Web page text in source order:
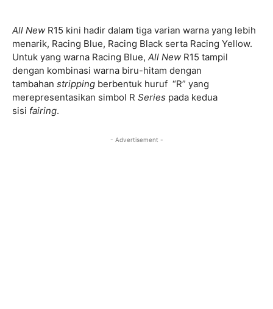
All New R15 kini hadir dalam tiga varian warna yang lebih
menarik, Racing Blue, Racing Black serta Racing Yellow.
Untuk yang warna Racing Blue, All New R15 tampil
dengan kombinasi warna biru-hitam dengan
tambahan stripping berbentuk huruf “R” yang
merepresentasikan simbol R Series pada kedua
sisi fairing.
- Advertisement -